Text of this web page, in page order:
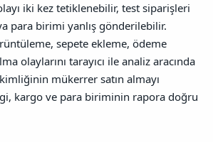
iki kez tetiklenebilir, test siparişleri
para birimi yanlış gönderilebilir.
sepete ekleme, ödeme
olaylarını tarayıcı ile analiz aracında
kimliğinin mükerrer satın almayı
kargo ve para biriminin rapora doğru